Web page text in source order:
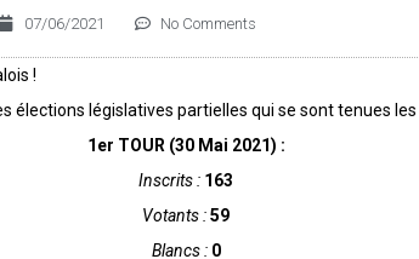
07/06/2021 No Comments
!
élections législatives partielles qui se sont tenues les
1er TOUR (30 Mai 2021) :
Inscrits : 163
Votants :59
Blancs : 0